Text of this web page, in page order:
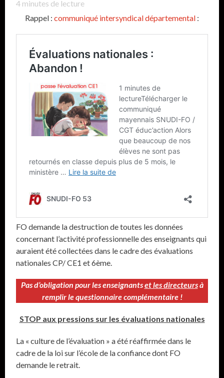
4 minutes de lecture
Rappel : communiqué intersyndical départemental :
FO demande la destruction de toutes les données
concernant l’activité professionnelle des enseignants qui
auraient été collectées dans le cadre des évaluations
nationales CP/ CE1 et 6ème.
Pas d’obligation pour les enseignantset les directeursà
remplir le questionnaire complémentaire !
STOP aux pressions sur les évaluations nationales
La « culture de l’évaluation » a été réaffirmée dans le
cadre de la loi sur l’école de la confiance dont FO
demande le retrait.